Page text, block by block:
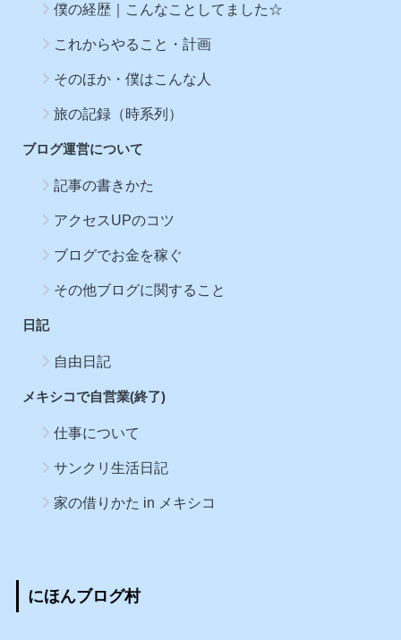
僕の経歴｜こんなことしてました☆
これからやること・計画
そのほか・僕はこんな人
旅の記録（時系列）
ブログ運営について
記事の書きかた
アクセスUPのコツ
ブログでお金を稼ぐ
その他ブログに関すること
日記
自由日記
メキシコで自営業(終了)
仕事について
サンクリ生活日記
家の借りかた in メキシコ
にほんブログ村